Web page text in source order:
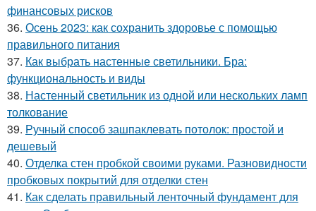
финансовых рисков
36. Осень 2023: как сохранить здоровье с помощью
правильного питания
37. Как выбрать настенные светильники. Бра:
функциональность и виды
38. Настенный светильник из одной или нескольких ламп
толкование
39. Ручный способ зашпаклевать потолок: простой и
дешевый
40. Отделка стен пробкой своими руками. Разновидности
пробковых покрытий для отделки стен
41. Как сделать правильный ленточный фундамент для